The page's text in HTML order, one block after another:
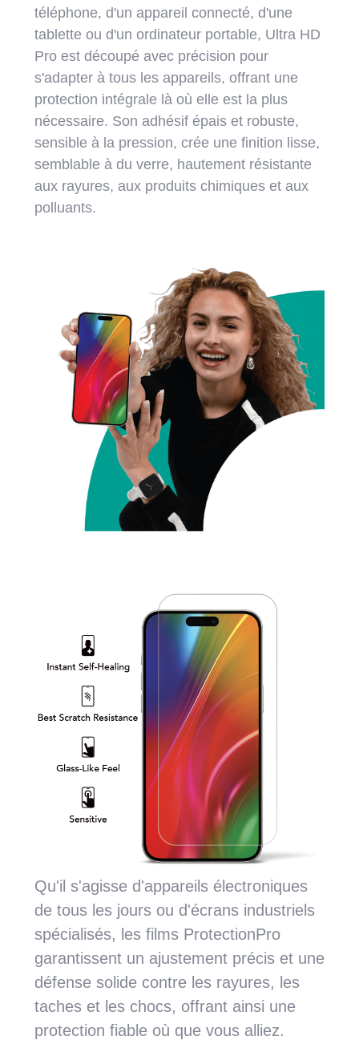
téléphone, d'un appareil connecté, d'une
tablette ou d'un ordinateur portable, Ultra HD
Pro est découpé avec précision pour
s'adapter à tous les appareils, offrant une
protection intégrale là où elle est la plus
nécessaire. Son adhésif épais et robuste,
sensible à la pression, crée une finition lisse,
semblable à du verre, hautement résistante
aux rayures, aux produits chimiques et aux
polluants.
Qu'il s'agisse d'appareils électroniques
de tous les jours ou d'écrans industriels
spécialisés, les films ProtectionPro
garantissent un ajustement précis et une
défense solide contre les rayures, les
taches et les chocs, offrant ainsi une
protection fiable où que vous alliez.